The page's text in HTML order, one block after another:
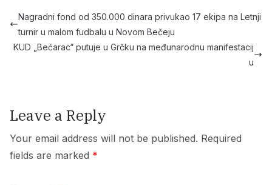
Nagradni fond od 350.000 dinara privukao 17 ekipa na Letnji
turnir u malom fudbalu u Novom Bečeju
KUD „Bećarac“ putuje u Grčku na međunarodnu manifestacij
u
Leave a Reply
Your email address will not be published. Required
fields are marked *